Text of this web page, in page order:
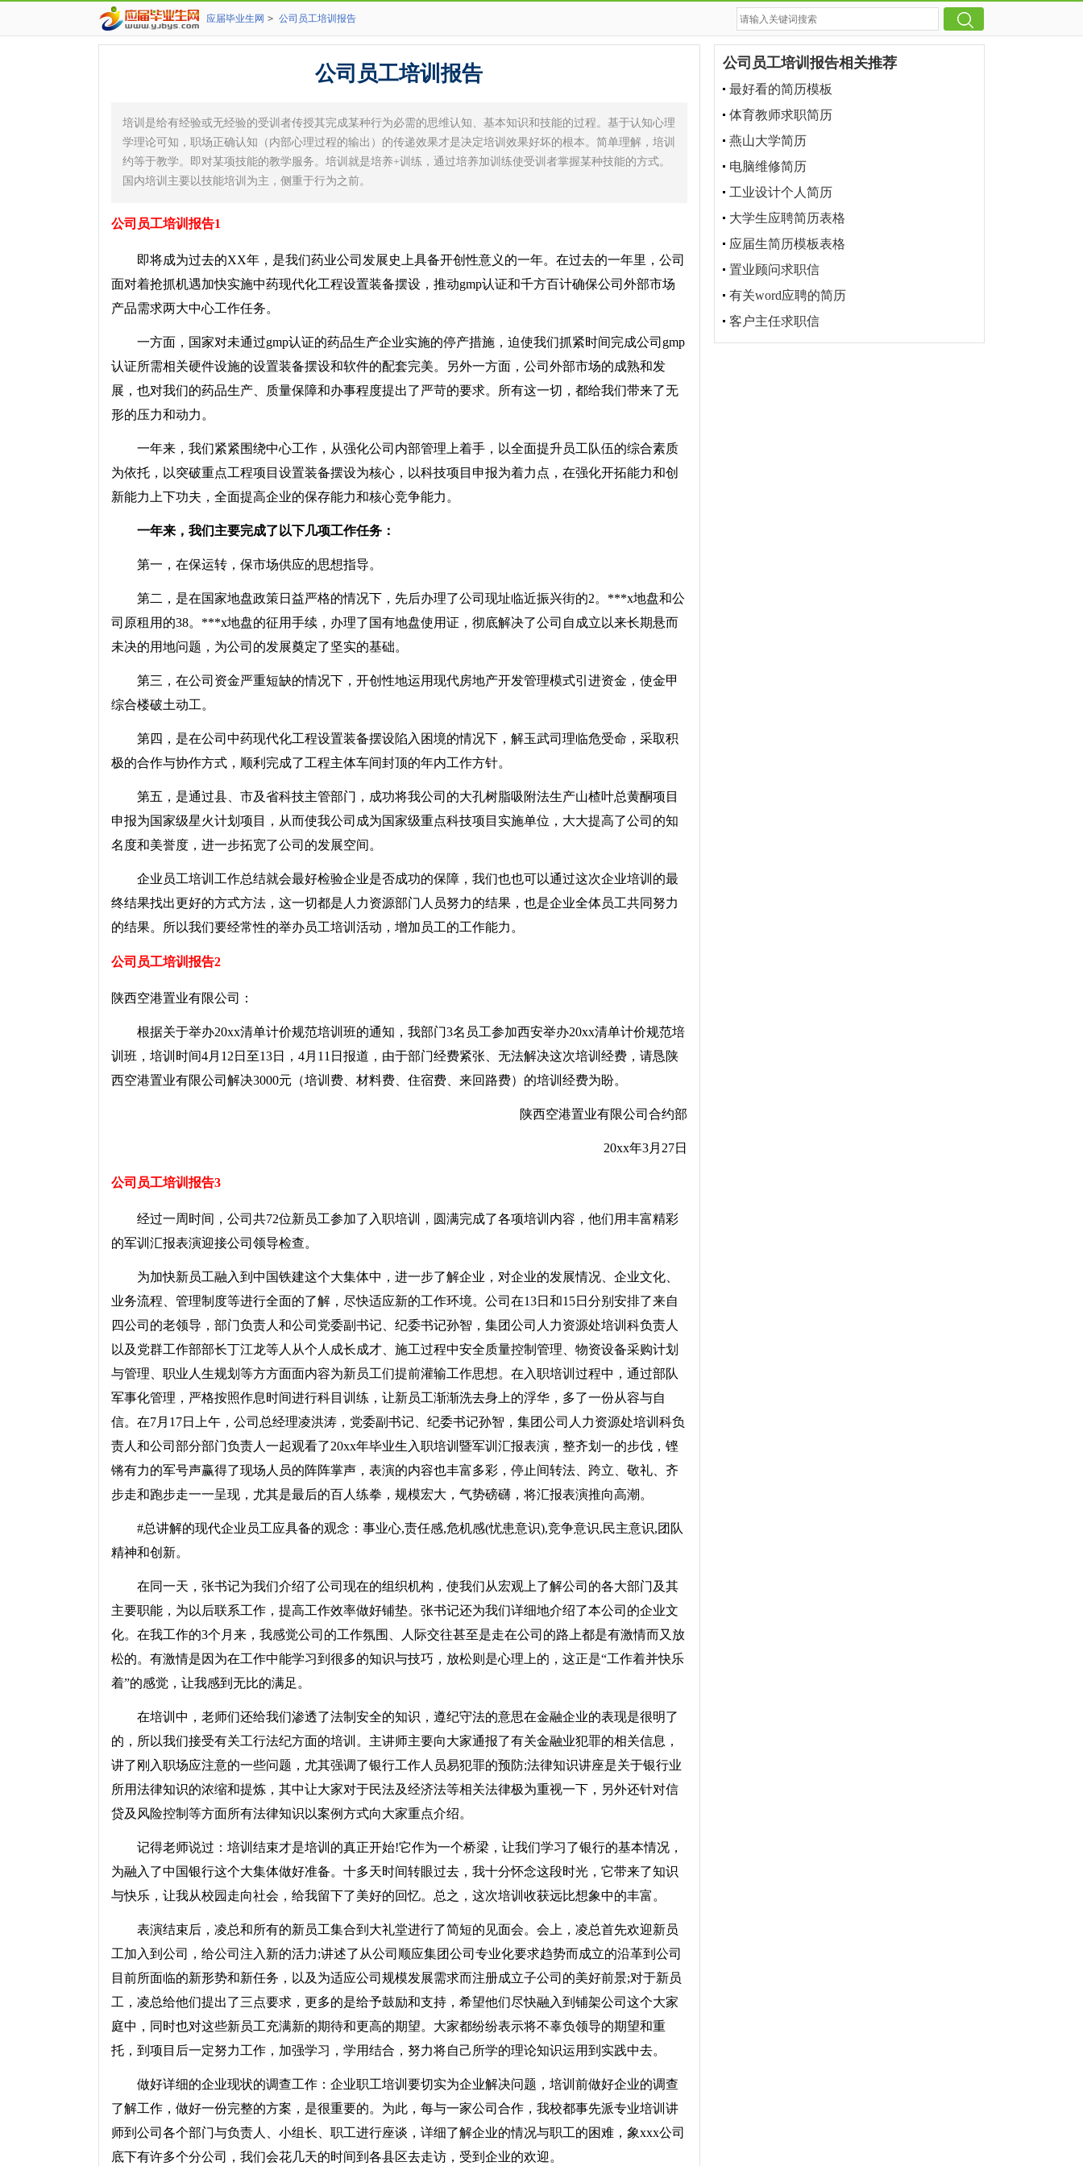
应届毕业生网 > 公司员工培训报告
公司员工培训报告
培训是给有经验或无经验的受训者传授其完成某种行为必需的思维认知、基本知识和技能的过程。基于认知心理
学理论可知，职场正确认知（内部心理过程的输出）的传递效果才是决定培训效果好坏的根本。简单理解，培训
约等于教学。即对某项技能的教学服务。培训就是培养+训练，通过培养加训练使受训者掌握某种技能的方式。
国内培训主要以技能培训为主，侧重于行为之前。
公司员工培训报告1
即将成为过去的XX年，是我们药业公司发展史上具备开创性意义的一年。在过去的一年里，公司
面对着抢抓机遇加快实施中药现代化工程设置装备摆设，推动gmp认证和千方百计确保公司外部市场
产品需求两大中心工作任务。
一方面，国家对未通过gmp认证的药品生产企业实施的停产措施，迫使我们抓紧时间完成公司gmp
认证所需相关硬件设施的设置装备摆设和软件的配套完美。另外一方面，公司外部市场的成熟和发
展，也对我们的药品生产、质量保障和办事程度提出了严苛的要求。所有这一切，都给我们带来了无
形的压力和动力。
一年来，我们紧紧围绕中心工作，从强化公司内部管理上着手，以全面提升员工队伍的综合素质
为依托，以突破重点工程项目设置装备摆设为核心，以科技项目申报为着力点，在强化开拓能力和创
新能力上下功夫，全面提高企业的保存能力和核心竞争能力。
一年来，我们主要完成了以下几项工作任务：
第一，在保运转，保市场供应的思想指导。
第二，是在国家地盘政策日益严格的情况下，先后办理了公司现址临近振兴街的2。***x地盘和公
司原租用的38。***x地盘的征用手续，办理了国有地盘使用证，彻底解决了公司自成立以来长期悬而
未决的用地问题，为公司的发展奠定了坚实的基础。
第三，在公司资金严重短缺的情况下，开创性地运用现代房地产开发管理模式引进资金，使金甲
综合楼破土动工。
第四，是在公司中药现代化工程设置装备摆设陷入困境的情况下，解玉武司理临危受命，采取积
极的合作与协作方式，顺利完成了工程主体车间封顶的年内工作方针。
第五，是通过县、市及省科技主管部门，成功将我公司的大孔树脂吸附法生产山楂叶总黄酮项目
申报为国家级星火计划项目，从而使我公司成为国家级重点科技项目实施单位，大大提高了公司的知
名度和美誉度，进一步拓宽了公司的发展空间。
企业员工培训工作总结就会最好检验企业是否成功的保障，我们也也可以通过这次企业培训的最
终结果找出更好的方式方法，这一切都是人力资源部门人员努力的结果，也是企业全体员工共同努力
的结果。所以我们要经常性的举办员工培训活动，增加员工的工作能力。
公司员工培训报告2
陕西空港置业有限公司：
根据关于举办20xx清单计价规范培训班的通知，我部门3名员工参加西安举办20xx清单计价规范培
训班，培训时间4月12日至13日，4月11日报道，由于部门经费紧张、无法解决这次培训经费，请恳陕
西空港置业有限公司解决3000元（培训费、材料费、住宿费、来回路费）的培训经费为盼。
陕西空港置业有限公司合约部
20xx年3月27日
公司员工培训报告3
经过一周时间，公司共72位新员工参加了入职培训，圆满完成了各项培训内容，他们用丰富精彩
的军训汇报表演迎接公司领导检查。
为加快新员工融入到中国铁建这个大集体中，进一步了解企业，对企业的发展情况、企业文化、
业务流程、管理制度等进行全面的了解，尽快适应新的工作环境。公司在13日和15日分别安排了来自
四公司的老领导，部门负责人和公司党委副书记、纪委书记孙智，集团公司人力资源处培训科负责人
以及党群工作部部长丁江龙等人从个人成长成才、施工过程中安全质量控制管理、物资设备采购计划
与管理、职业人生规划等方方面面内容为新员工们提前灌输工作思想。在入职培训过程中，通过部队
军事化管理，严格按照作息时间进行科目训练，让新员工渐渐洗去身上的浮华，多了一份从容与自
信。在7月17日上午，公司总经理凌洪涛，党委副书记、纪委书记孙智，集团公司人力资源处培训科负
责人和公司部分部门负责人一起观看了20xx年毕业生入职培训暨军训汇报表演，整齐划一的步伐，铿
锵有力的军号声赢得了现场人员的阵阵掌声，表演的内容也丰富多彩，停止间转法、跨立、敬礼、齐
步走和跑步走一一呈现，尤其是最后的百人练拳，规模宏大，气势磅礴，将汇报表演推向高潮。
#总讲解的现代企业员工应具备的观念：事业心,责任感,危机感(忧患意识),竞争意识,民主意识,团队
精神和创新。
在同一天，张书记为我们介绍了公司现在的组织机构，使我们从宏观上了解公司的各大部门及其
主要职能，为以后联系工作，提高工作效率做好铺垫。张书记还为我们详细地介绍了本公司的企业文
化。在我工作的3个月来，我感觉公司的工作氛围、人际交往甚至是走在公司的路上都是有激情而又放
松的。有激情是因为在工作中能学习到很多的知识与技巧，放松则是心理上的，这正是“工作着并快乐
着”的感觉，让我感到无比的满足。
在培训中，老师们还给我们渗透了法制安全的知识，遵纪守法的意思在金融企业的表现是很明了
的，所以我们接受有关工行法纪方面的培训。主讲师主要向大家通报了有关金融业犯罪的相关信息，
讲了刚入职场应注意的一些问题，尤其强调了银行工作人员易犯罪的预防;法律知识讲座是关于银行业
所用法律知识的浓缩和提炼，其中让大家对于民法及经济法等相关法律极为重视一下，另外还针对信
贷及风险控制等方面所有法律知识以案例方式向大家重点介绍。
记得老师说过：培训结束才是培训的真正开始!它作为一个桥梁，让我们学习了银行的基本情况，
为融入了中国银行这个大集体做好准备。十多天时间转眼过去，我十分怀念这段时光，它带来了知识
与快乐，让我从校园走向社会，给我留下了美好的回忆。总之，这次培训收获远比想象中的丰富。
表演结束后，凌总和所有的新员工集合到大礼堂进行了简短的见面会。会上，凌总首先欢迎新员
工加入到公司，给公司注入新的活力;讲述了从公司顺应集团公司专业化要求趋势而成立的沿革到公司
目前所面临的新形势和新任务，以及为适应公司规模发展需求而注册成立子公司的美好前景;对于新员
工，凌总给他们提出了三点要求，更多的是给予鼓励和支持，希望他们尽快融入到铺架公司这个大家
庭中，同时也对这些新员工充满新的期待和更高的期望。大家都纷纷表示将不辜负领导的期望和重
托，到项目后一定努力工作，加强学习，学用结合，努力将自己所学的理论知识运用到实践中去。
做好详细的企业现状的调查工作：企业职工培训要切实为企业解决问题，培训前做好企业的调查
了解工作，做好一份完整的方案，是很重要的。为此，每与一家公司合作，我校都事先派专业培训讲
师到公司各个部门与负责人、小组长、职工进行座谈，详细了解企业的情况与职工的困难，象xxx公司
底下有许多个分公司，我们会花几天的时间到各县区去走访，受到企业的欢迎。
公司员工培训报告相关推荐
最好看的简历模板
体育教师求职简历
燕山大学简历
电脑维修简历
工业设计个人简历
大学生应聘简历表格
应届生简历模板表格
置业顾问求职信
有关word应聘的简历
客户主任求职信